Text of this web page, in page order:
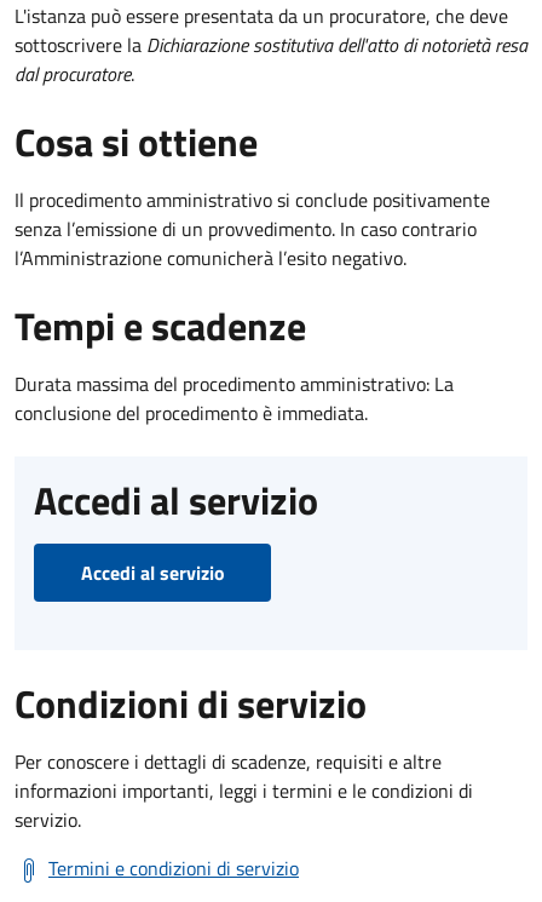
L'istanza può essere presentata da un procuratore, che deve
sottoscrivere la Dichiarazione sostitutiva dell'atto di notorietà resa
dal procuratore.
Cosa si ottiene
Il procedimento amministrativo si conclude positivamente
senza l’emissione di un provvedimento. In caso contrario
l’Amministrazione comunicherà l’esito negativo.
Tempi e scadenze
Durata massima del procedimento amministrativo: La
conclusione del procedimento è immediata.
Accedi al servizio
Accedi al servizio
Condizioni di servizio
Per conoscere i dettagli di scadenze, requisiti e altre
informazioni importanti, leggi i termini e le condizioni di
servizio.
Termini e condizioni di servizio